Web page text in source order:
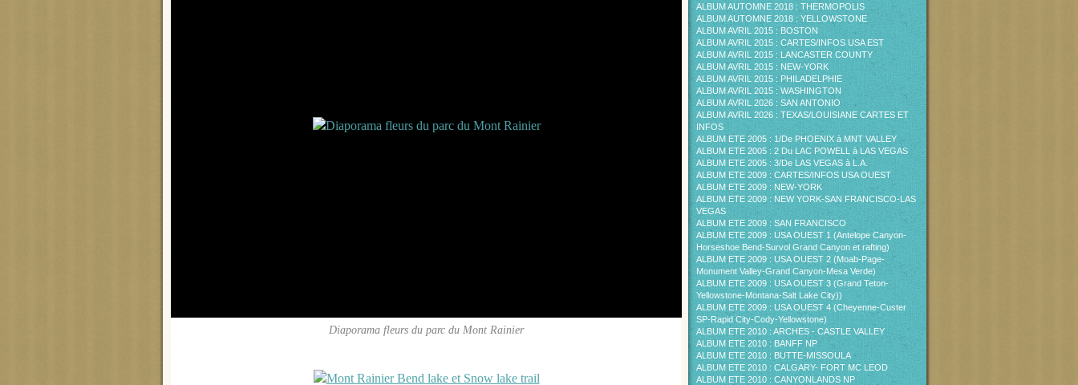
Diaporama fleurs du parc du Mont Rainier
ALBUM AUTOMNE 2018 : THERMOPOLIS
ALBUM AUTOMNE 2018 : YELLOWSTONE
ALBUM AVRIL 2015 : BOSTON
ALBUM AVRIL 2015 : CARTES/INFOS USA EST
ALBUM AVRIL 2015 : LANCASTER COUNTY
ALBUM AVRIL 2015 : NEW-YORK
ALBUM AVRIL 2015 : PHILADELPHIE
ALBUM AVRIL 2015 : WASHINGTON
ALBUM AVRIL 2026 : SAN ANTONIO
ALBUM AVRIL 2026 : TEXAS/LOUISIANE CARTES ET
INFOS
ALBUM ETE 2005 : 1/De PHOENIX à MNT VALLEY
ALBUM ETE 2005 : 2 Du LAC POWELL à LAS VEGAS
ALBUM ETE 2005 : 3/De LAS VEGAS à L.A.
ALBUM ETE 2009 : CARTES/INFOS USA OUEST
ALBUM ETE 2009 : NEW-YORK
ALBUM ETE 2009 : NEW YORK-SAN FRANCISCO-LAS
VEGAS
ALBUM ETE 2009 : SAN FRANCISCO
ALBUM ETE 2009 : USA OUEST 1 (Antelope Canyon-
Horseshoe Bend-Survol Grand Canyon et rafting)
ALBUM ETE 2009 : USA OUEST 2 (Moab-Page-
Monument Valley-Grand Canyon-Mesa Verde)
ALBUM ETE 2009 : USA OUEST 3 (Grand Teton-
Yellowstone-Montana-Salt Lake City))
ALBUM ETE 2009 : USA OUEST 4 (Cheyenne-Custer
SP-Rapid City-Cody-Yellowstone)
ALBUM ETE 2010 : ARCHES - CASTLE VALLEY
ALBUM ETE 2010 : BANFF NP
ALBUM ETE 2010 : BUTTE-MISSOULA
ALBUM ETE 2010 : CALGARY- FORT MC LEOD
ALBUM ETE 2010 : CANYONLANDS NP